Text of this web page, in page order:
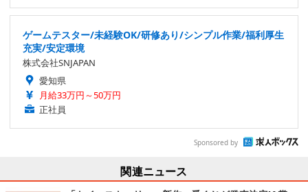
ゲームテスター/未経験OK/研修あり/シンプル作業/福利厚生
充実/安定環境
株式会社SNJAPAN
愛知県
月給33万円～50万円
正社員
Sponsored by
関連ニュース